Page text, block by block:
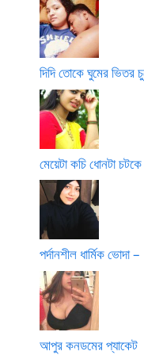
দিদি তোকে ঘুমের ভিতর
মেয়েটা কচি ধোনটা
পর্দানশীল ধার্মিক ভোদা –
আপুর কনডমের প্যাকেট